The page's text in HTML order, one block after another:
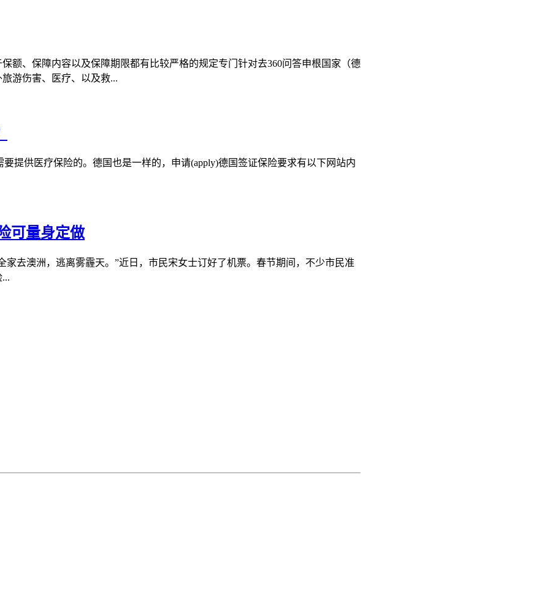
额、保障内容以及保障期限都有比较严格的规定专门针对去360问答申根国家（德
游伤害、医疗、以及救...
供医疗保险的。德国也是一样的，申请(apply)德国签证保险要求有以下网站内
可量身定做
去澳洲，逃离雾霾天。”近日，市民宋女士订好了机票。春节期间，不少市民准